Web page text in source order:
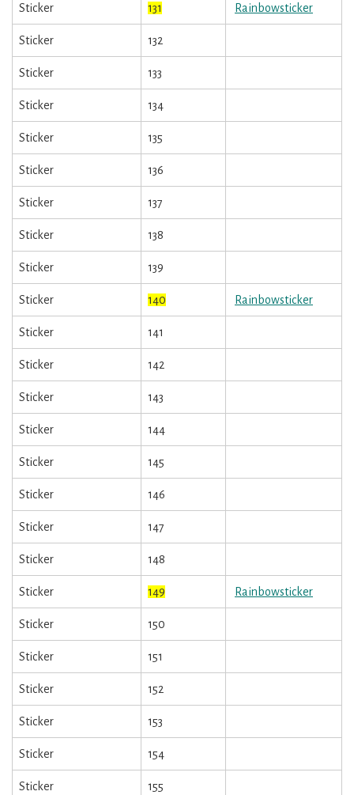
Sticker 131 Rainbowsticker
Sticker 132
Sticker 133
Sticker 134
Sticker 135
Sticker 136
Sticker 137
Sticker 138
Sticker 139
Sticker 140 Rainbowsticker
Sticker 141
Sticker 142
Sticker 143
Sticker 144
Sticker 145
Sticker 146
Sticker 147
Sticker 148
Sticker 149 Rainbowsticker
Sticker 150
Sticker 151
Sticker 152
Sticker 153
Sticker 154
Sticker 155